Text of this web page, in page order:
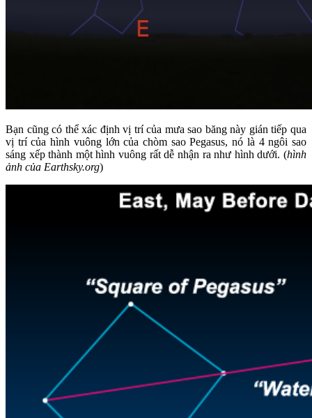
Bạn cũng có thể xác định vị trí của mưa sao băng này gián tiếp qua
vị trí của hình vuông lớn của chòm sao Pegasus, nó là 4 ngôi sao
sáng xếp thành một hình vuông rất dễ nhận ra như hình dưới. (hình
ảnh của Earthsky.org)